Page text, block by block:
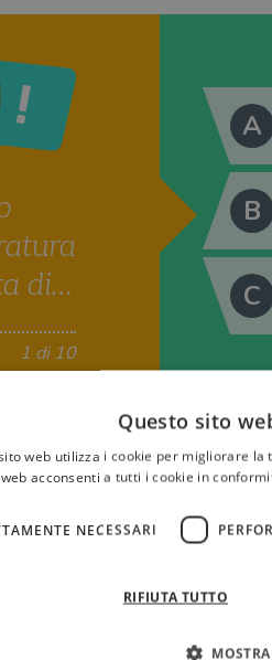
di…
1 di 10
A
B
C
Questo sito
web utilizza i cookie per migliorare
acconsenti a tutti i cookie in
NECESSARI
RIFIUTA TUTTO